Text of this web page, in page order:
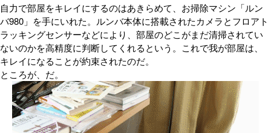
自力で部屋をキレイにするのはあきらめて、お掃除マシン「ルン
バ980」を手にいれた。ルンバ本体に搭載されたカメラとフロアト
ラッキングセンサーなどにより、部屋のどこがまだ清掃されてい
ないのかを高精度に判断してくれるという。これで我が部屋は、
キレイになることが約束されたのだ。
ところが、だ。